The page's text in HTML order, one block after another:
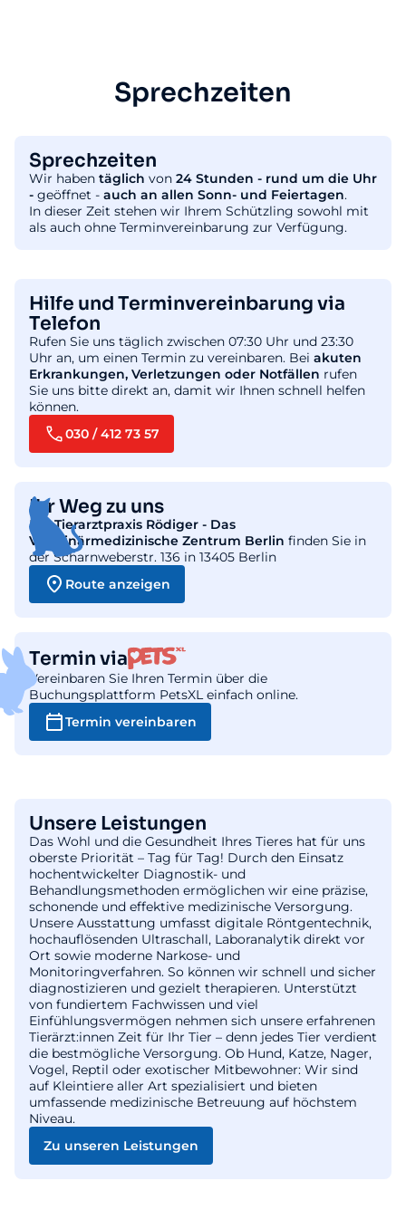
Sprechzeiten
Sprechzeiten
Wir haben täglich von 24 Stunden - rund um die Uhr
- geöffnet - auch an allen Sonn- und Feiertagen.
In dieser Zeit stehen wir Ihrem Schützling sowohl mit
als auch ohne Terminvereinbarung zur Verfügung.
Hilfe und Terminvereinbarung via
Telefon
Rufen Sie uns täglich zwischen 07:30 Uhr und 23:30
Uhr an, um einen Termin zu vereinbaren. Bei akuten
Erkrankungen, Verletzungen oder Notfällen rufen
Sie uns bitte direkt an, damit wir Ihnen schnell helfen
können.
030 / 412 73 57
Ihr Weg zu uns
DieTierarztpraxis Rödiger - Das
Veterinärmedizinische Zentrum Berlin finden Sie in
der Scharnweberstr. 136 in 13405 Berlin
Route anzeigen
Termin via
Vereinbaren Sie Ihren Termin über die
Buchungsplattform PetsXL einfach online.
Termin vereinbaren
Unsere Leistungen
Das Wohl und die Gesundheit Ihres Tieres hat für uns
oberste Priorität – Tag für Tag! Durch den Einsatz
hochentwickelter Diagnostik- und
Behandlungsmethoden ermöglichen wir eine präzise,
schonende und effektive medizinische Versorgung.
Unsere Ausstattung umfasst digitale Röntgentechnik,
hochauflösenden Ultraschall, Laboranalytik direkt vor
Ort sowie moderne Narkose- und
Monitoringverfahren. So können wir schnell und sicher
diagnostizieren und gezielt therapieren. Unterstützt
von fundiertem Fachwissen und viel
Einfühlungsvermögen nehmen sich unsere erfahrenen
Tierärzt:innen Zeit für Ihr Tier – denn jedes Tier verdient
die bestmögliche Versorgung. Ob Hund, Katze, Nager,
Vogel, Reptil oder exotischer Mitbewohner: Wir sind
auf Kleintiere aller Art spezialisiert und bieten
umfassende medizinische Betreuung auf höchstem
Niveau.
Zu unseren Leistungen